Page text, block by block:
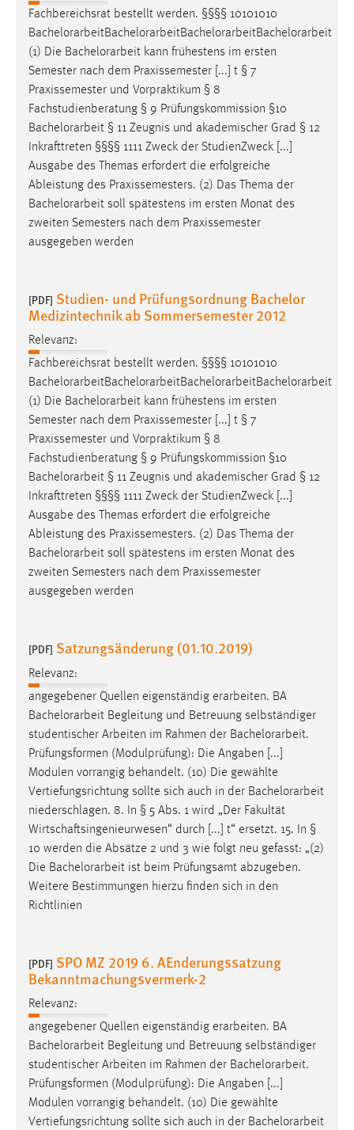
Fachbereichsrat bestellt werden. §§§§ 10101010
BachelorarbeitBachelorarbeitBachelorarbeitBachelorarbeit
(1) Die Bachelorarbeit kann frühestens im ersten
Semester nach dem Praxissemester [...] t § 7
Praxissemester und Vorpraktikum § 8
Fachstudienberatung § 9 Prüfungskommission §10
Bachelorarbeit § 11 Zeugnis und akademischer Grad § 12
Inkrafttreten §§§§ 1111 Zweck der StudienZweck [...]
Ausgabe des Themas erfordert die erfolgreiche
Ableistung des Praxissemesters. (2) Das Thema der
Bachelorarbeit soll spätestens im ersten Monat des
zweiten Semesters nach dem Praxissemester
ausgegeben werden
[PDF] Studien- und Prüfungsordnung Bachelor
Medizintechnik ab Sommersemester 2012
Relevanz:
Fachbereichsrat bestellt werden. §§§§ 10101010
BachelorarbeitBachelorarbeitBachelorarbeitBachelorarbeit
(1) Die Bachelorarbeit kann frühestens im ersten
Semester nach dem Praxissemester [...] t § 7
Praxissemester und Vorpraktikum § 8
Fachstudienberatung § 9 Prüfungskommission §10
Bachelorarbeit § 11 Zeugnis und akademischer Grad § 12
Inkrafttreten §§§§ 1111 Zweck der StudienZweck [...]
Ausgabe des Themas erfordert die erfolgreiche
Ableistung des Praxissemesters. (2) Das Thema der
Bachelorarbeit soll spätestens im ersten Monat des
zweiten Semesters nach dem Praxissemester
ausgegeben werden
[PDF] Satzungsänderung (01.10.2019)
Relevanz:
angegebener Quellen eigenständig erarbeiten. BA
Bachelorarbeit Begleitung und Betreuung selbständiger
studentischer Arbeiten im Rahmen der Bachelorarbeit.
Prüfungsformen (Modulprüfung): Die Angaben [...]
Modulen vorrangig behandelt. (10) Die gewählte
Vertiefungsrichtung sollte sich auch in der Bachelorarbeit
niederschlagen. 8. In § 5 Abs. 1 wird „Der Fakultät
Wirtschaftsingenieurwesen“ durch [...] t“ ersetzt. 15. In §
10 werden die Absätze 2 und 3 wie folgt neu gefasst: „(2)
Die Bachelorarbeit ist beim Prüfungsamt abzugeben.
Weitere Bestimmungen hierzu finden sich in den
Richtlinien
[PDF] SPO MZ 2019 6. AEnderungssatzung
Bekanntmachungsvermerk-2
Relevanz:
angegebener Quellen eigenständig erarbeiten. BA
Bachelorarbeit Begleitung und Betreuung selbständiger
studentischer Arbeiten im Rahmen der Bachelorarbeit.
Prüfungsformen (Modulprüfung): Die Angaben [...]
Modulen vorrangig behandelt. (10) Die gewählte
Vertiefungsrichtung sollte sich auch in der Bachelorarbeit